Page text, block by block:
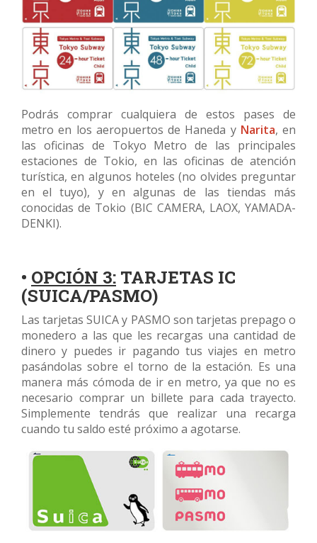
Podrás comprar cualquiera de estos pases de
metro en los aeropuertos de Haneda y Narita, en
las oficinas de Tokyo Metro de las principales
estaciones de Tokio, en las oficinas de atención
turística, en algunos hoteles (no olvides preguntar
en el tuyo), y en algunas de las tiendas más
conocidas de Tokio (BIC CAMERA, LAOX, YAMADA-
DENKI).
• OPCIÓN 3: TARJETAS IC
(SUICA/PASMO)
Las tarjetas SUICA y PASMO son tarjetas prepago o
monedero a las que les recargas una cantidad de
dinero y puedes ir pagando tus viajes en metro
pasándolas sobre el torno de la estación. Es una
manera más cómoda de ir en metro, ya que no es
necesario comprar un billete para cada trayecto.
Simplemente tendrás que realizar una recarga
cuando tu saldo esté próximo a agotarse.